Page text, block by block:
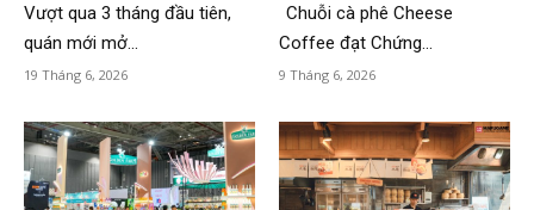
Vượt qua 3 tháng đầu tiên,
quán mới mở...
19 Tháng 6, 2026
Chuỗi cà phê Cheese
Coffee đạt Chứng...
9 Tháng 6, 2026